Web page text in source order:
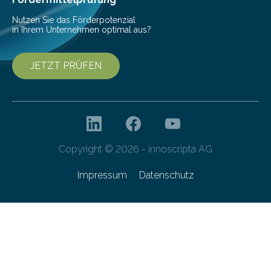
Nutzen Sie das Förderpotenzial
in Ihrem Unternehmen optimal aus?
JETZT PRÜFEN
Copyright © 2026 - innoscripta AG
Impressum Datenschutz